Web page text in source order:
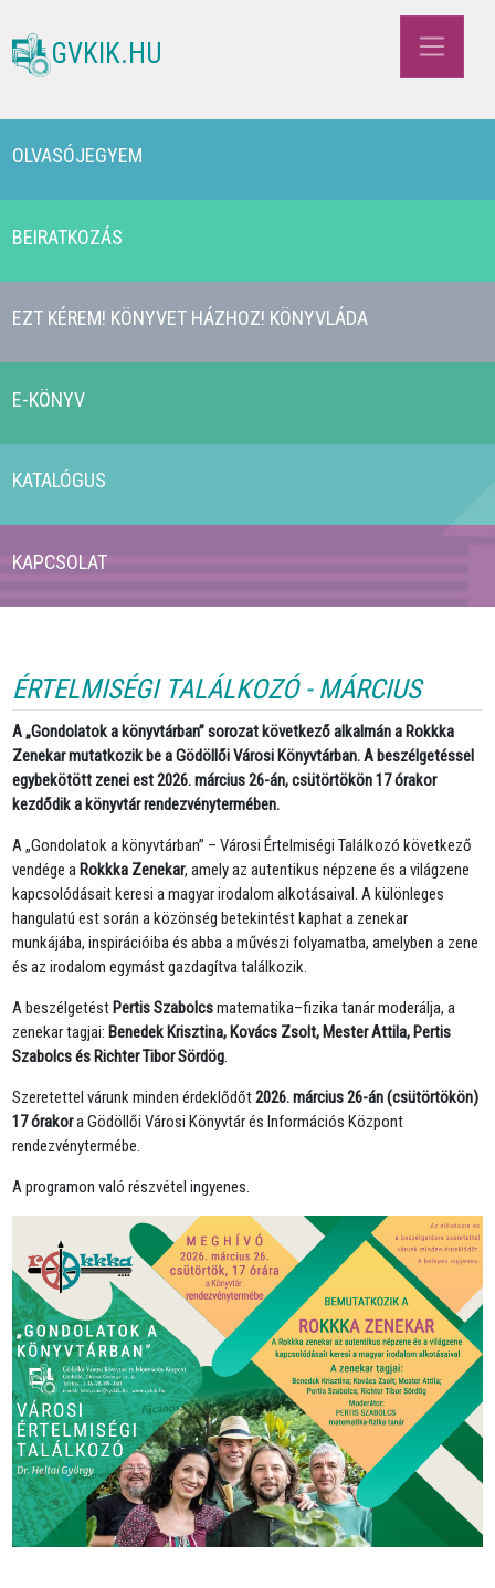
GVKIK.HU
OLVASÓJEGYEM
BEIRATKOZÁS
EZT KÉREM! KÖNYVET HÁZHOZ! KÖNYVLÁDA
E-KÖNYV
KATALÓGUS
KAPCSOLAT
ÉRTELMISÉGI TALÁLKOZÓ - MÁRCIUS
A „Gondolatok a könyvtárban” sorozat következő alkalmán a Rokkka
Zenekarmutatkozik be a Gödöllői Városi Könyvtárban. A beszélgetéssel
egybekötött zenei est2026. március 26-án, csütörtökön 17 órakor
kezdődik a könyvtár rendezvénytermében.
A „Gondolatok a könyvtárban” – Városi Értelmiségi Találkozó következő
vendége a Rokkka Zenekar, amely az autentikus népzene és a világzene
kapcsolódásait keresi a magyar irodalom alkotásaival. A különleges
hangulatú est során a közönség betekintést kaphat a zenekar
munkájába, inspirációiba és abba a művészi folyamatba, amelyben a zene
és az irodalom egymást gazdagítva találkozik.
A beszélgetést Pertis Szabolcsmatematika–fizika tanár moderálja, a
zenekar tagjai: Benedek Krisztina, Kovács Zsolt, Mester Attila, Pertis
Szabolcs és Richter Tibor Sördög.
Szeretettel várunk minden érdeklődőt2026. március 26-án (csütörtökön)
17 órakora Gödöllői Városi Könyvtár és Információs Központ
rendezvénytermébe.
A programon való részvétel ingyenes.